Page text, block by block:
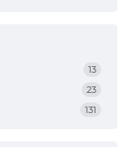
13
23
131